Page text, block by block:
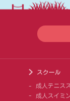
スクール
成人テニス
成人スイミ